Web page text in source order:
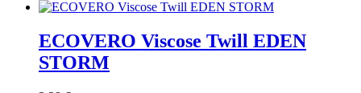
ECOVERO Viscose Twill EDEN
STORM